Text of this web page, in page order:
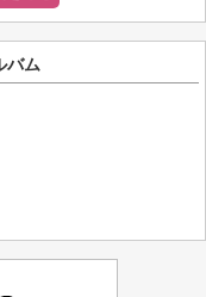
バム